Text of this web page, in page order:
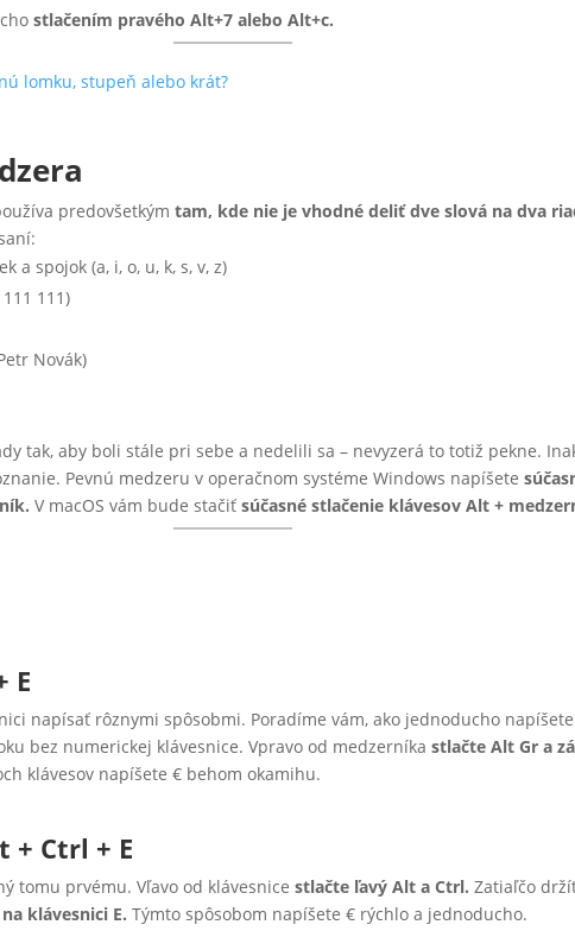
stlačením pravého Alt+7 alebo Alt+c.
lomku, stupeň alebo krát?
predovšetkým tam, kde nie je vhodné deliť dve slová na dva
a spojok (a, i, o, u, k, s, v, z)
111)
Novák)
tak, aby boli stále pri sebe a nedelili sa – nevyzerá to totiž pekne.
Pevnú medzeru v operačnom systéme Windows napíšete
V macOS vám bude stačiť súčasné stlačenie klávesov Alt +
E
napísať rôznymi spôsobmi. Poradíme vám, ako jednoducho
bez numerickej klávesnice. Vpravo od medzerníka stlačte Alt Gr a
klávesov napíšete € behom okamihu.
+ Ctrl + E
tomu prvému. Vľavo od klávesnice stlačte ľavý Alt a Ctrl. Zatiaľčo
klávesnici E. Týmto spôsobom napíšete € rýchlo a jednoducho.